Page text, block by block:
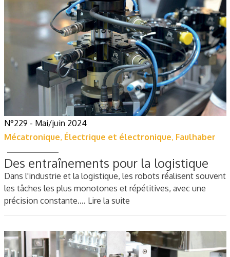
N°229 - Mai/juin 2024
Mécatronique, Électrique et électronique, Faulhaber
Des entraînements pour la logistique
Dans l'industrie et la logistique, les robots réalisent souvent
les tâches les plus monotones et répétitives, avec une
précision constante.… Lire la suite